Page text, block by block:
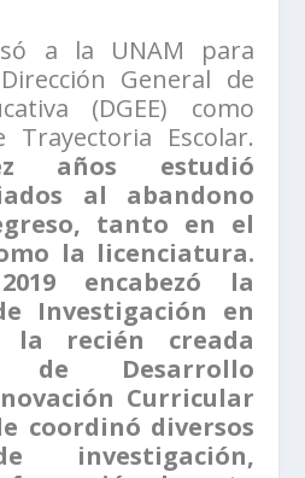
a la UNAM para
General de
(DGEE) como
Trayectoria Escolar.
años estudió
al abandono
tanto en el
la licenciatura.
encabezó la
Investigación en
la recién creada
de Desarrollo
Curricular
coordinó diversos
investigación,